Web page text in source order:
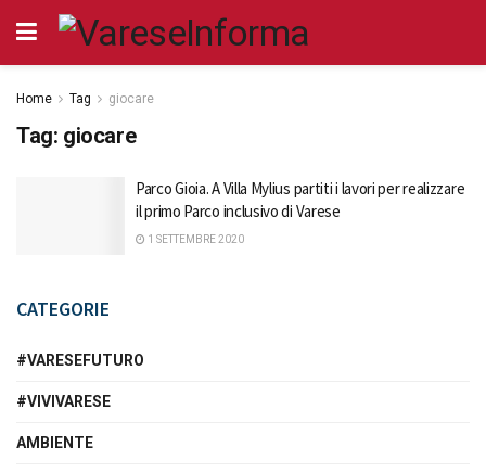
Home Tag giocare
Tag: giocare
Parco Gioia. A Villa Mylius partiti i lavori per realizzare
il primo Parco inclusivo di Varese
1 SETTEMBRE 2020
CATEGORIE
#VARESEFUTURO
#VIVIVARESE
AMBIENTE